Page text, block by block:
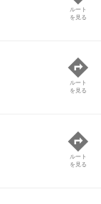
ルート
を見る
ルート
を見る
ルート
を見る